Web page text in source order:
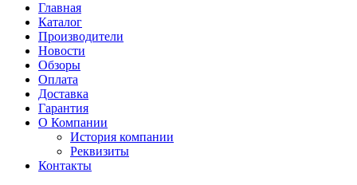
Главная
Каталог
Производители
Новости
Обзоры
Оплата
Доставка
Гарантия
О Компании
История компании
Реквизиты
Контакты